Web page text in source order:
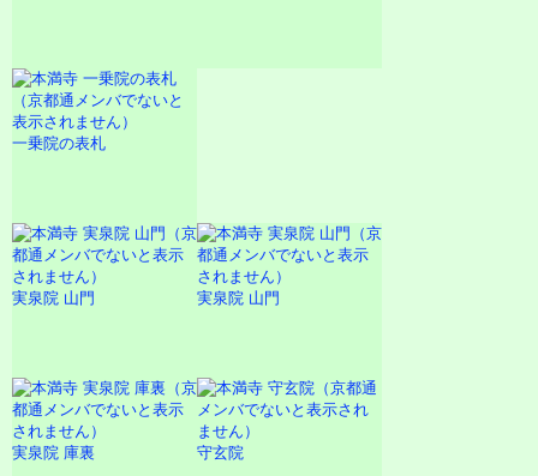
一乗院の表札
実泉院 山門 実泉院 山門
実泉院 庫裏 守玄院